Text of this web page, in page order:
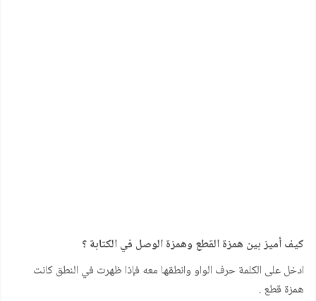
كيف أميز بين همزة القطع وهمزة الوصل في الكتابة ؟
ادخل على الكلمة حرف الواو وانطقها معه فإذا ظهرت في النطق كانت
همزة قطع .